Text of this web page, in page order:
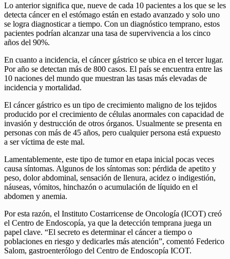
Lo anterior significa que, nueve de cada 10 pacientes a los que se les
detecta cáncer en el estómago están en estado avanzado y solo uno
se logra diagnosticar a tiempo. Con un diagnóstico temprano, estos
pacientes podrían alcanzar una tasa de supervivencia a los cinco
años del 90%.
En cuanto a incidencia, el cáncer gástrico se ubica en el tercer lugar.
Por año se detectan más de 800 casos. El país se encuentra entre las
10 naciones del mundo que muestran las tasas más elevadas de
incidencia y mortalidad.
El cáncer gástrico es un tipo de crecimiento maligno de los tejidos
producido por el crecimiento de células anormales con capacidad de
invasión y destrucción de otros órganos. Usualmente se presenta en
personas con más de 45 años, pero cualquier persona está expuesto
a ser víctima de este mal.
Lamentablemente, este tipo de tumor en etapa inicial pocas veces
causa síntomas. Algunos de los síntomas son: pérdida de apetito y
peso, dolor abdominal, sensación de llenura, acidez o indigestión,
náuseas, vómitos, hinchazón o acumulación de líquido en el
abdomen y anemia.
Por esta razón, el Instituto Costarricense de Oncología (ICOT) creó
el Centro de Endoscopía, ya que la detección temprana juega un
papel clave. “El secreto es determinar el cáncer a tiempo o
poblaciones en riesgo y dedicarles más atención”, comentó Federico
Salom, gastroenterólogo del Centro de Endoscopía ICOT.